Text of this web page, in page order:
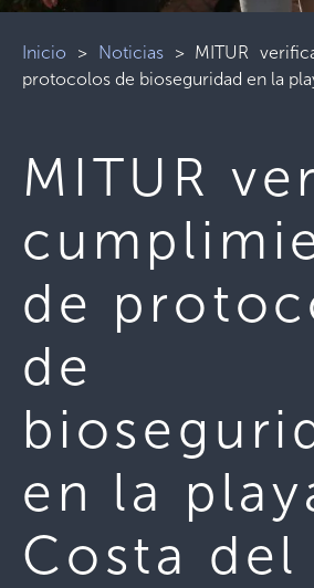
Inicio > Noticias> MITUR
protocolos de bioseguridad en la
MITUR
de
de
en la
Costa del